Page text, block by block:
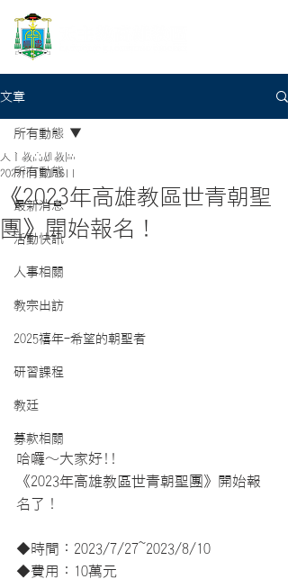
文章
所有動態
最新消息
活動快訊
人事相關
教宗出訪
2025禧年-希望的朝聖者
研習課程
教廷
募款相關
所有動態
《2023年高雄教區世青朝聖
團》開始報名！
天主教高雄教區
2022年11月16日
哈囉～大家好!!
《2023年高雄教區世青朝聖團》開始報
名了！
◆時間：2023/7/27~2023/8/10
◆費用：10萬元